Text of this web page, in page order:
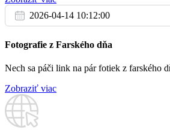
So
8.2.
18:00
2026-04-14 10:12:00
Fotografie z Farského dňa
Nech sa páči link na pár fotiek z
Zobraziť viac